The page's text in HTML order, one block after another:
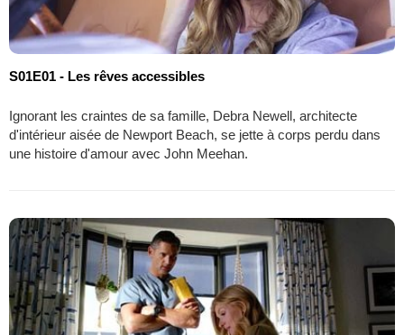
S01E01 - Les rêves accessibles
Ignorant les craintes de sa famille, Debra Newell, architecte
d'intérieur aisée de Newport Beach, se jette à corps perdu dans
une histoire d'amour avec John Meehan.